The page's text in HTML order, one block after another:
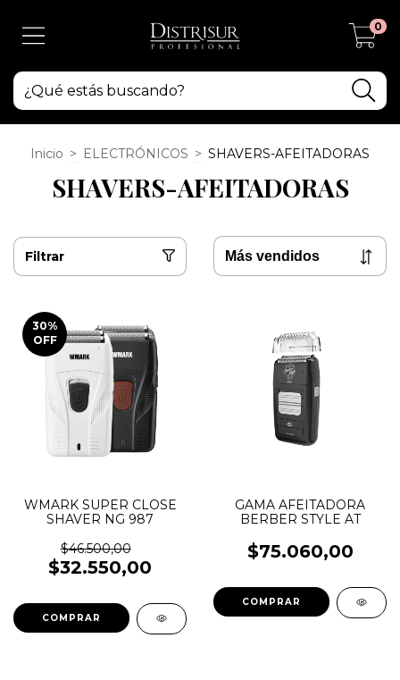
0
Inicio > ELECTRÓNICOS > SHAVERS-AFEITADORAS
SHAVERS-AFEITADORAS
Filtrar
30%
OFF
WMARK SUPER CLOSE
SHAVER NG 987
$46.500,00
$32.550,00
GAMA AFEITADORA
BERBER STYLE AT
$75.060,00